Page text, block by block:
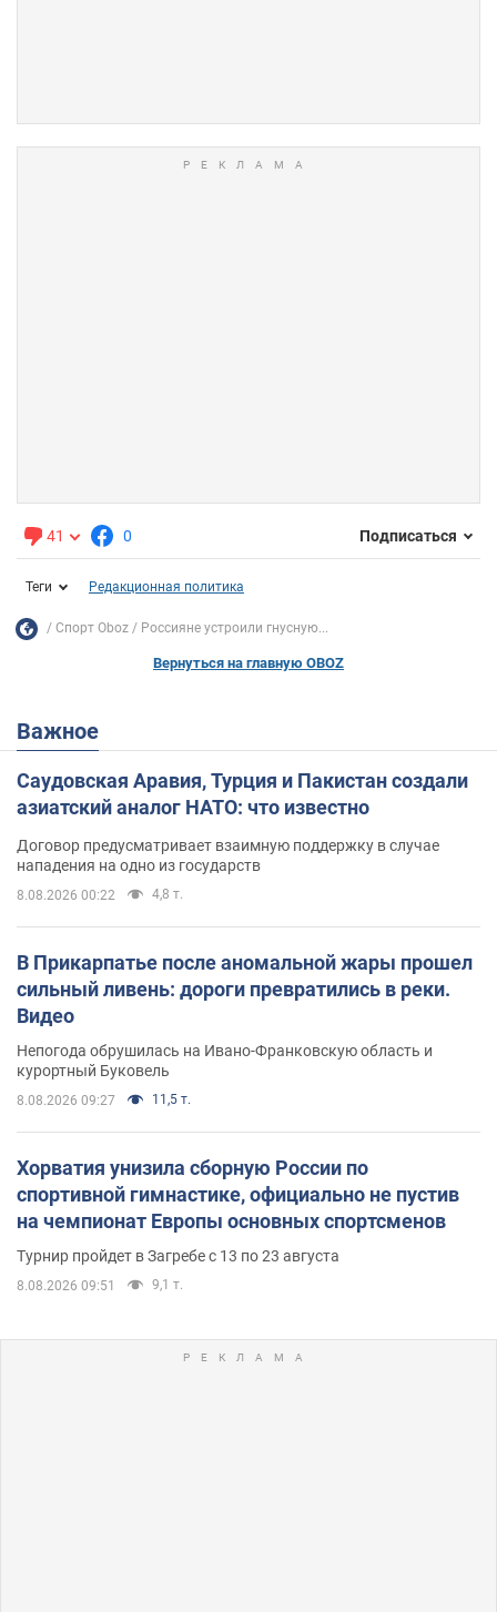
41 0 Подписаться
Теги Редакционная политика
Спорт Oboz Россияне устроили гнусную...
Вернуться на главную OBOZ
Важное
Саудовская Аравия, Турция и Пакистан создали
азиатский аналог НАТО: что известно
Договор предусматривает взаимную поддержку в случае
нападения на одно из государств
8.08.2026 00:22 4,8 т.
В Прикарпатье после аномальной жары прошел
сильный ливень: дороги превратились в реки.
Видео
Непогода обрушилась на Ивано-Франковскую область и
курортный Буковель
8.08.2026 09:27 11,5 т.
Хорватия унизила сборную России по
спортивной гимнастике, официально не пустив
на чемпионат Европы основных спортсменов
Турнир пройдет в Загребе с 13 по 23 августа
8.08.2026 09:51 9,1 т.